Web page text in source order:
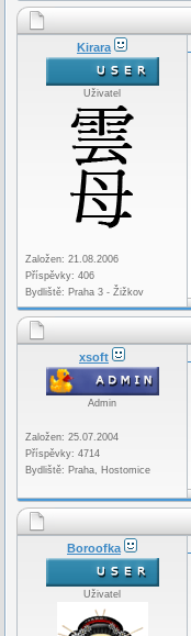
Kirara
Uživatel
Založen: 21.08.2006
Příspěvky: 406
Bydliště: Praha 3 - Žižkov
xsoft
Admin
Založen: 25.07.2004
Příspěvky: 4714
Bydliště: Praha, Hostomice
Boroofka
Uživatel